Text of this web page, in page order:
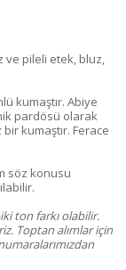
ve pileli etek, bluz,
kumaştır. Abiye
pardösü olarak
kumaştır. Ferace
söz konusu
ton farkı olabilir.
Toptan alımlar için